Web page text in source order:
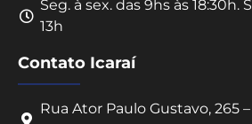
Seg. à sex. das 9hs às 18:30h.
13h
Contato Icaraí
Rua Ator Paulo Gustavo, 265 –